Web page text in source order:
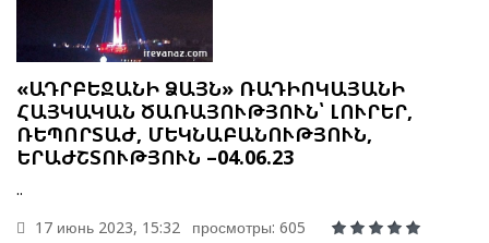
«ԱԴՐԲԵՋԱՆԻ ՁԱՅՆ» ՌԱԴԻՈԿԱՅԱՆԻ
ՀԱՅԿԱԿԱՆ ԾԱՌԱՅՈՒԹՅՈՒՆ՝ ԼՈՒՐԵՐ,
ՌԵՊՈՐՏԱԺ, ՄԵԿՆԱԲԱՆՈՒԹՅՈՒՆ,
ԵՐԱԺՇՏՈՒԹՅՈՒՆ –04.06.23
..
17 июнь 2023, 15:32
просмотры: 605